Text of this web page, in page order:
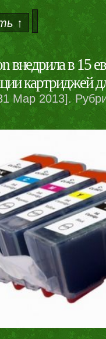
↑
внедрила в 15
картриджей
Мар 2013].